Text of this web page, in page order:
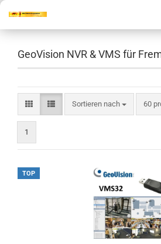
GeoVision NVR & VMS für
Sortieren nach
Sortieren nach 60
pro
1
TOP